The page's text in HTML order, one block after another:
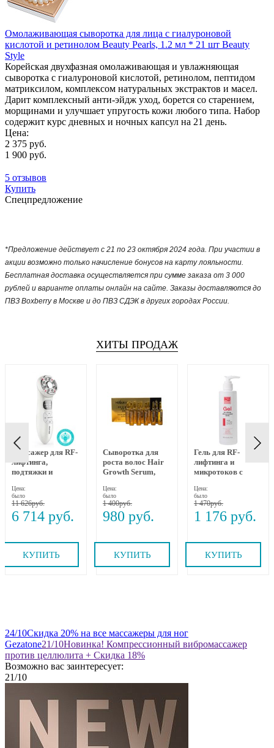
Омолаживающая сыворотка для лица с гиалуроновой
кислотой и ретинолом Beauty Pearls, 1.2 мл * 21 шт Beauty
Style
Корейская двухфазная омолаживающая и увлажняющая
сыворотка с гиалуроновой кислотой, ретинолом, пептидом
матриксилом, комплексом натуральных экстрактов и масел.
Дарит комплексный анти-эйдж уход, борется со старением,
морщинами и улучшает упругость кожи любого типа. Набор
содержит курс дневных и ночных капсул на 21 день.
Цена:
2 375 руб.
1 900 руб.
5 отзывов
Купить
Спецпредложение
*Предложение действует с 21 по 23 октября 2024 года. При участии в
акции возможно только начисление бонусов на карту лояльности.
Бесплатная доставка осуществляется при сумме заказа от 3 000
рублей и варианте оплаты онлайн на сайте. Заказы доставляются до
ПВЗ Boxberry в Москве и до ПВЗ СДЭК в других городах России.
ХИТЫ ПРОДАЖ
Массажер для RF-
лифтинга,
подтяжки и
RF-1607, Gezatone
Цена:
было
11 626
6 714
КУПИТЬ
Сыворотка для
роста волос Hair
Growth Serum,
Цена:
было
1 400
980
КУПИТЬ
Гель для RF-
лифтинга и
микротоков с
пептидами и
бакучиолом 250
мл Beauty Style
Цена:
было
1 470
1 176
КУПИТЬ
24/10Скидка 20% на все массажеры для ног
Gezatone21/10Новинка! Компрессионный вибромассажер
против целлюлита + Скидка 18%
Возможно вас заинтересует:
21/10